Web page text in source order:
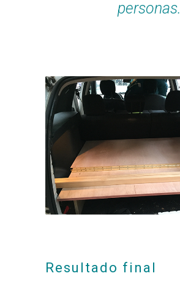
personas.
Resultado final